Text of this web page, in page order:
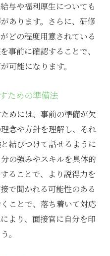
く！大阪市北区のアシ
成を視野に入れた求人
進するための取り組
性とその実現方法
長期プランの立て方
事例に学ぶキャリア戦
大阪市北区の美容院ア
を重視した勤務スタ
与や福利厚生についても
あります。さらに、研修
どの程度用意されている
事前に確認することで、
可能になります。
ための準備法
めには、事前の準備が欠
念や方針を理解し、それ
結びつけて話せるように
の強みやスキルを具体的
ることで、より説得力を
で聞かれる可能性のある
ことで、落ち着いて対応
より、面接官に自分を印
。